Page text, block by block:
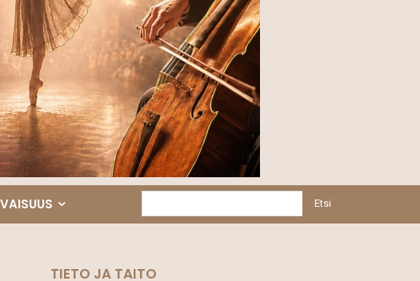
Etsi
TIETO JA TAITO